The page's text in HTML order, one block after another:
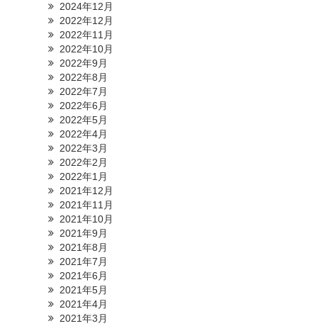
2024年12月
2022年12月
2022年11月
2022年10月
2022年9月
2022年8月
2022年7月
2022年6月
2022年5月
2022年4月
2022年3月
2022年2月
2022年1月
2021年12月
2021年11月
2021年10月
2021年9月
2021年8月
2021年7月
2021年6月
2021年5月
2021年4月
2021年3月